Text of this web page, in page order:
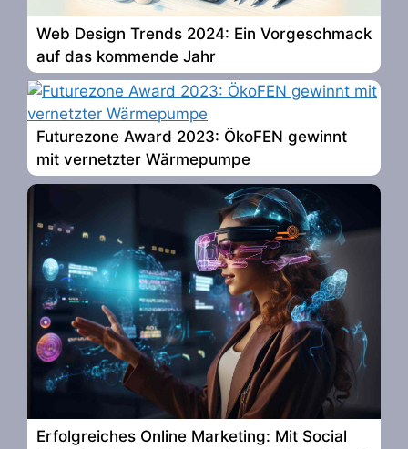
Web Design Trends 2024: Ein Vorgeschmack
auf das kommende Jahr
Futurezone Award 2023: ÖkoFEN gewinnt
mit vernetzter Wärmepumpe
Erfolgreiches Online Marketing: Mit Social